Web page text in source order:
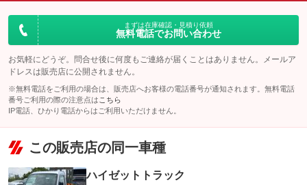
まずは在庫確認・見積り依頼
無料電話でお問い合わせ
お気軽にどうぞ。問合せ後に何度もご連絡が届くことはありません。メールア
ドレスは販売店に公開されません。
※無料電話をご利用の場合は、販売店へお客様の電話番号が通知されます。無料電話
番号ご利用の際の注意点は こちら
IP電話、ひかり電話からはご利用いただけません。
この販売店の同一車種
ハイゼットトラック